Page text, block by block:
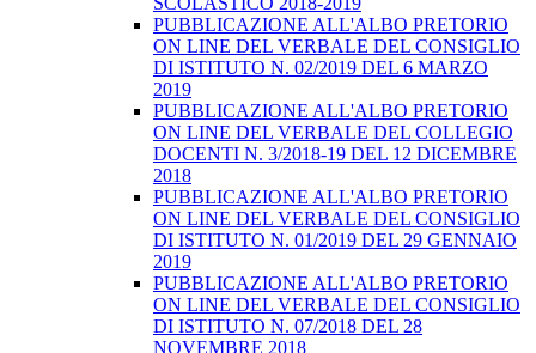
PUBBLICAZIONE ALL'ALBO PRETORIO
ON LINE DEL VERBALE DEL CONSIGLIO
DI ISTITUTO N. 02/2019 DEL 6 MARZO
2019
PUBBLICAZIONE ALL'ALBO PRETORIO
ON LINE DEL VERBALE DEL COLLEGIO
DOCENTI N. 3/2018-19 DEL 12 DICEMBRE
2018
PUBBLICAZIONE ALL'ALBO PRETORIO
ON LINE DEL VERBALE DEL CONSIGLIO
DI ISTITUTO N. 01/2019 DEL 29 GENNAIO
2019
PUBBLICAZIONE ALL'ALBO PRETORIO
ON LINE DEL VERBALE DEL CONSIGLIO
DI ISTITUTO N. 07/2018 DEL 28
NOVEMBRE 2018